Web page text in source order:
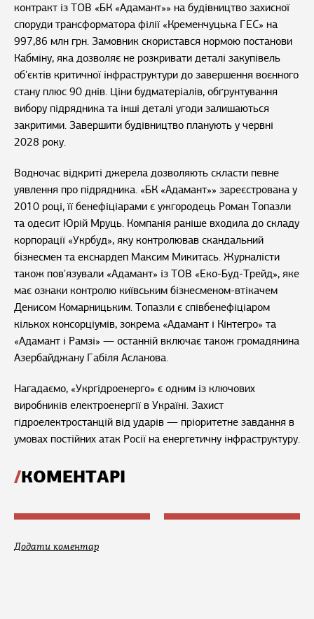
контракт із ТОВ «БК «Адамант»» на будівництво захисної
споруди трансформатора філії «Кременчуцька ГЕС» на
997,86 млн грн. Замовник скористався нормою постанови
Кабміну, яка дозволяє не розкривати деталі закупівель
об'єктів критичної інфраструктури до завершення воєнного
стану плюс 90 днів. Ціни будматеріалів, обґрунтування
вибору підрядника та інші деталі угоди залишаються
закритими. Завершити будівництво планують у червні
2028 року.
Водночас відкриті джерела дозволяють скласти певне
уявлення про підрядника. «БК «Адамант»» зареєстрована у
2010 році, її бенефіціарами є ужгородець Роман Топазли
та одесит Юрій Мруць. Компанія раніше входила до складу
корпорації «Укрбуд», яку контролював скандальний
бізнесмен та екснардеп Максим Микитась. Журналісти
також пов'язували «Адамант» із ТОВ «Еко-Буд-Трейд», яке
має ознаки контролю київським бізнесменом-втікачем
Денисом Комарницьким. Топазли є співбенефіціаром
кількох консорціумів, зокрема «Адамант і Кінтегро» та
«Адамант і Рамзі» — останній включає також громадянина
Азербайджану Габіля Асланова.
Нагадаємо, «Укргідроенерго» є одним із ключових
виробників електроенергії в Україні. Захист
гідроелектростанцій від ударів — пріоритетне завдання в
умовах постійних атак Росії на енергетичну інфраструктуру.
КОМЕНТАРІ
Додати коментар